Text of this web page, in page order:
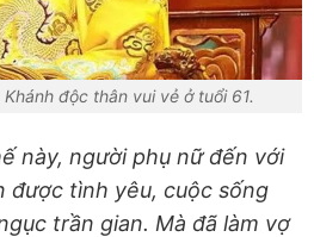
độc thân vui vẻ ở tuổi 61.
này, người phụ nữ đến với
được tình yêu, cuộc sống
trần gian. Mà đã làm vợ